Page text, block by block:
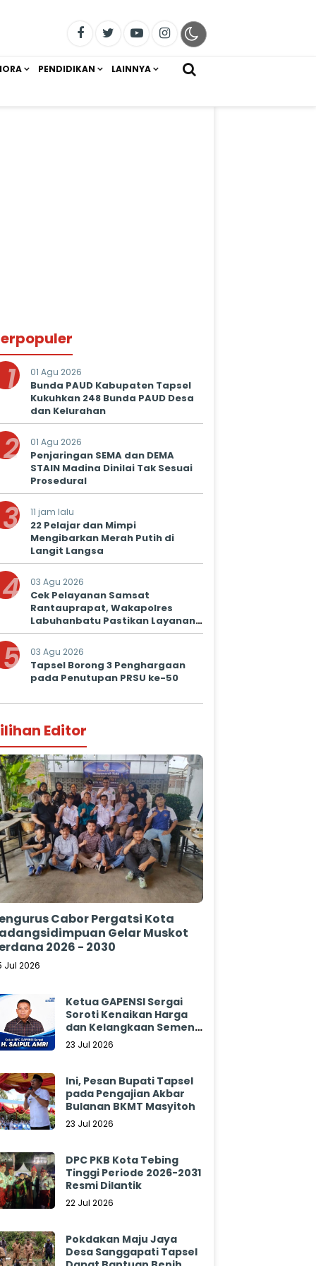
PENDIDIKAN LAINNYA
1 01 Agu 2026
Bunda PAUD Kabupaten Tapsel
Kukuhkan 248 Bunda PAUD Desa
dan Kelurahan
2 01 Agu 2026
Penjaringan SEMA dan DEMA
STAIN Madina Dinilai Tak Sesuai
Prosedural
3 11 jam lalu
22 Pelajar dan Mimpi
Mengibarkan Merah Putih di
Langit Langsa
4 03 Agu 2026
Cek Pelayanan Samsat
Rantauprapat, Wakapolres
Labuhanbatu Pastikan Layanan
Prima untuk Masyarakat
5 03 Agu 2026
Tapsel Borong 3 Penghargaan
pada Penutupan PRSU ke-50
Editor
Cabor Pergatsi Kota
Gelar Muskot
2026 - 2030
Jul 2026
Ketua GAPENSI Sergai
Soroti Kenaikan Harga
dan Kelangkaan Semen,
Minta Pemerintah
23 Jul 2026
Ini, Pesan Bupati Tapsel
pada Pengajian Akbar
Bulanan BKMT Masyitoh
23 Jul 2026
DPC PKB Kota Tebing
Tinggi Periode 2026-2031
Resmi Dilantik
22 Jul 2026
Pokdakan Maju Jaya
Desa Sanggapati Tapsel